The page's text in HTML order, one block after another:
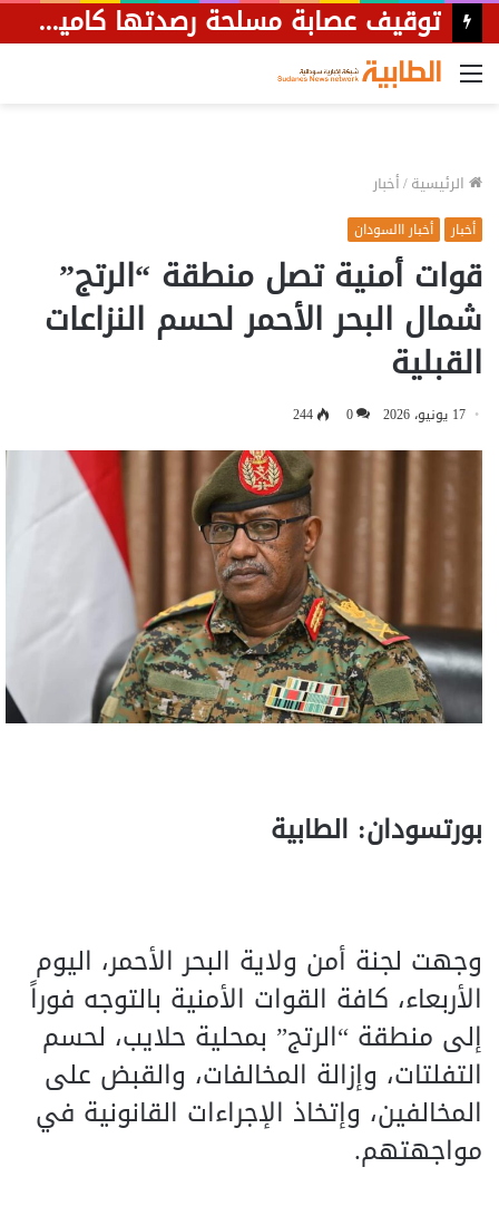
القائمة
الرئيسية/أخبار
أخبار أخبار االسودان
قوات أمنية تصل منطقة “الرتج”
شمال البحر الأحمر لحسم النزاعات
القبلية
17 يونيو، 2026 0
244
بورتسودان: الطابية
وجهت لجنة أمن ولاية البحر الأحمر، اليوم
الأربعاء، كافة القوات الأمنية بالتوجه فوراً
إلى منطقة “الرتج” بمحلية حلايب، لحسم
التفلتات، وإزالة المخالفات، والقبض على
المخالفين، وإتخاذ الإجراءات القانونية في
مواجهتهم.